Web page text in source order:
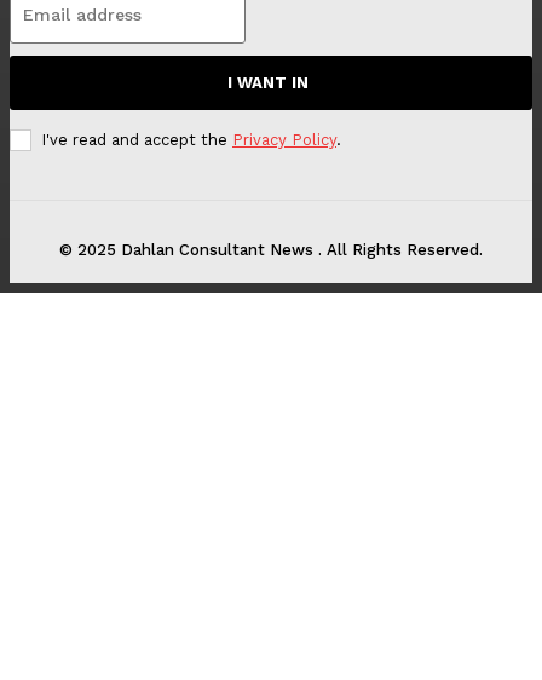
I WANT IN
I've read and accept the Privacy Policy.
© 2025 Dahlan Consultant News . All Rights Reserved.